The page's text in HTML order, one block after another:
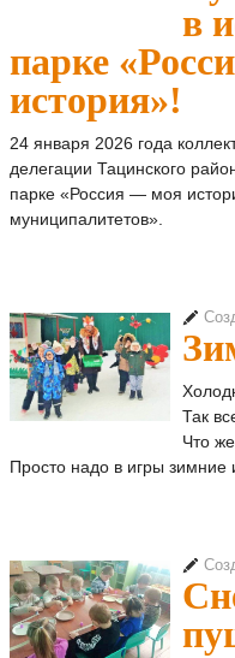
в
парке
история»!
24 января 2026 года
делегации Тацинского
парке «Россия — моя
муниципалитетов».
Так
Что
Просто надо в игры зимние